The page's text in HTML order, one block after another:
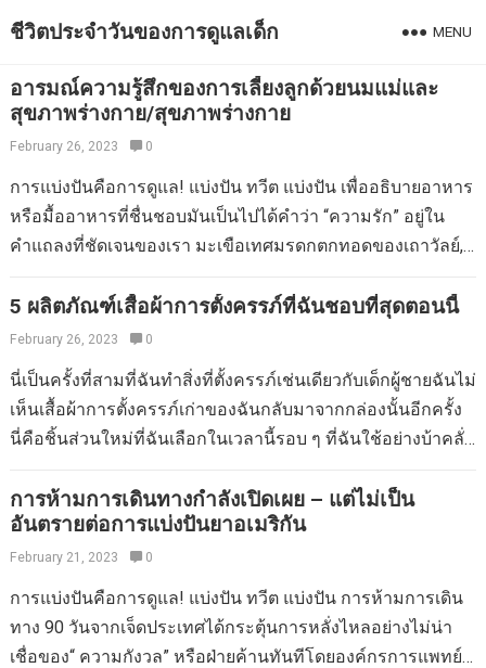
ชีวิตประจำวันของการดูแลเด็ก MENU
อารมณ์ความรู้สึกของการเลี้ยงลูกด้วยนมแม่และ
สุขภาพร่างกาย/สุขภาพร่างกาย
February 26, 2023 0
การแบ่งปันคือการดูแล! แบ่งปัน ทวีต แบ่งปัน เพื่ออธิบายอาหาร
หรือมื้ออาหารที่ชื่นชอบมันเป็นไปได้คำว่า “ความรัก” อยู่ใน
คำแถลงที่ชัดเจนของเรา มะเขือเทศมรดกตกทอดของเถาวัลย์,
(Palmaria palmata) และน้ำมันมะกอกบริสุทธิ์พิเศษ, แอปเปิ้ลไซ
เดอร์แอปเปิ้ลและน้ำมะนาวสดบีบ ฉัน“ รัก” ผลไม้และผักที่หลาก
หลายนี้ อารมณ์“ ความรัก” เหล่านี้ของความพึงพอใจตาม
ฤดูกาลทำให้เกิดขึ้นตลอดชีวิตและเกี่ยวข้องกับการดึงดูดส่วน
บุคคลที่แข็งแกร่งจากความรู้สึกที่จดจำ ในวิทยาศาสตร์ของ
ชีววิทยาแนวคิดของ“ ความรัก” แตกต่างจากไดรฟ์ของสัตว์เลี้ยง
สร้างเด็ก ๆ ชีวิตได้รับความสุขจากประสบการณ์ที่พบบ่อยและ
จำเป็นเหล่านี้แสดงให้เห็นถึงความไวต่อการใช้ชีวิตที่น่าตื่นเต้น
จากการผสมพันธุ์กับอาหารที่กิน นักปรัชญาเพลโตเข้าใจความ
รู้สึกทางจิตวิทยาเหล่านี้มีสติในร่างกายทางสรีรวิทยาของเรา
กล่าวว่า“ เทพเจ้าแห่ง…
5 ผลิตภัณฑ์เสื้อผ้าการตั้งครรภ์ที่ฉันชอบที่สุดตอนนี้
February 26, 2023 0
นี่เป็นครั้งที่สามที่ฉันทำสิ่งที่ตั้งครรภ์เช่นเดียวกับเด็กผู้ชายฉันไม่
เห็นเสื้อผ้าการตั้งครรภ์เก่าของฉันกลับมาจากกล่องนั้นอีกครั้ง
นี่คือชิ้นส่วนใหม่ที่ฉันเลือกในเวลานี้รอบ ๆ ที่ฉันใช้อย่างบ้าคลั่ง
Mamas ตัวใหญ่อื่น ๆ ที่คุณมีอยู่ที่นั่น ชุดการตั้งครรภ์ที่หรูหรา
ที่สุดสำหรับโอกาสพิเศษ ก่อนการเดินทางครั้งใหญ่ครั้งใหญ่ฉัน
หยุดที่นางเอกร้านค้าที่น่ารักมากสำหรับ“ สุภาพสตรีคุณแม่และ
เด็กทารก” ในซานฟรานซิสโก (หมายเหตุด้านข้าง: แนวคิดที่
ยอดเยี่ยมสำหรับข้อเสนอของบูติก! ทำไมไม่ชอบอะไรอีกแล้ว)
ฉันได้ชุดเชือกแขวนคอการตั้งครรภ์สีแดงสดจาก Dote และคำ
การห้ามการเดินทางกำลังเปิดเผย – แต่ไม่เป็น
อันตรายต่อการแบ่งปันยาอเมริกัน
February 21, 2023 0
การแบ่งปันคือการดูแล! แบ่งปัน ทวีต แบ่งปัน การห้ามการเดิน
ทาง 90 วันจากเจ็ดประเทศได้กระตุ้นการหลั่งไหลอย่างไม่น่า
เชื่อของ“ ความกังวล” หรือฝ่ายค้านทันทีโดยองค์กรการแพทย์